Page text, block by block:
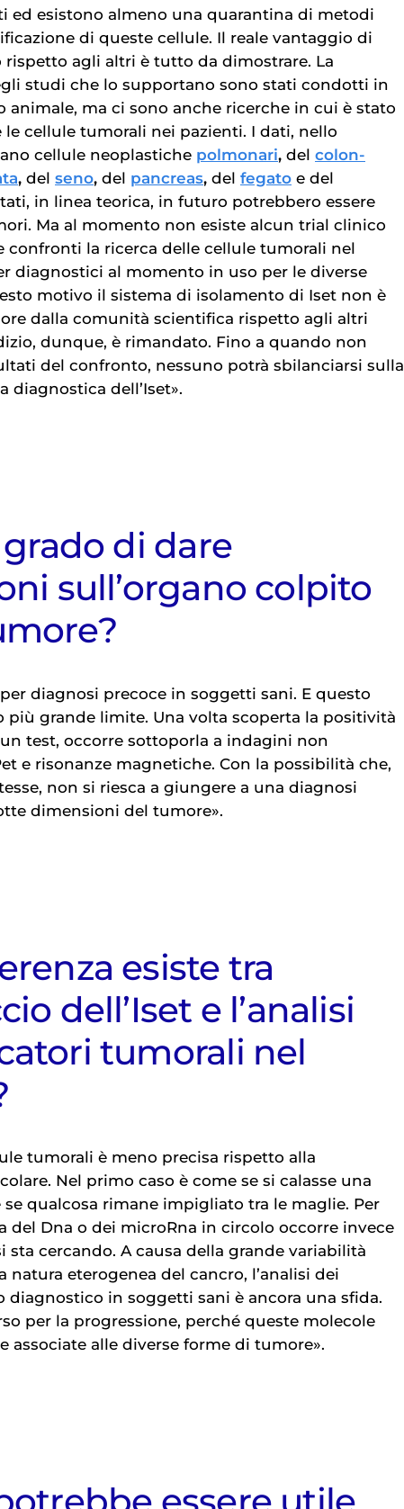
ed esistono almeno una quarantina di metodi
di queste cellule. Il reale vantaggio di
agli altri è tutto da dimostrare. La
studi che lo supportano sono stati condotti in
animale, ma ci sono anche ricerche in cui è stato
le cellule tumorali nei pazienti. I dati, nello
cellule neoplastiche polmonari, del colon-
, del seno, del pancreas, del fegato e del
in linea teorica, in futuro potrebbero essere
Ma al momento non esiste alcun trial clinico
confronti la ricerca delle cellule tumorali nel
diagnostici al momento in uso per le diverse
motivo il sistema di isolamento di Iset non è
dalla comunità scientifica rispetto agli altri
dunque, è rimandato. Fino a quando non
del confronto, nessuno potrà sbilanciarsi sulla
diagnostica dell’Iset».
di dare
sull’organo colpito
diagnosi precoce in soggetti sani. E questo
più grande limite. Una volta scoperta la positività
test, occorre sottoporla a indagini non
e risonanze magnetiche. Con la possibilità che,
non si riesca a giungere a una diagnosi
dimensioni del tumore».
esiste tra
dell’Iset e l’analisi
tumorali nel
tumorali è meno precisa rispetto alla
Nel primo caso è come se si calasse una
se qualcosa rimane impigliato tra le maglie. Per
del Dna o dei microRna in circolo occorre invece
sta cercando. A causa della grande variabilità
natura eterogenea del cancro, l’analisi dei
diagnostico in soggetti sani è ancora una sfida.
per la progressione, perché queste molecole
associate alle diverse forme di tumore».